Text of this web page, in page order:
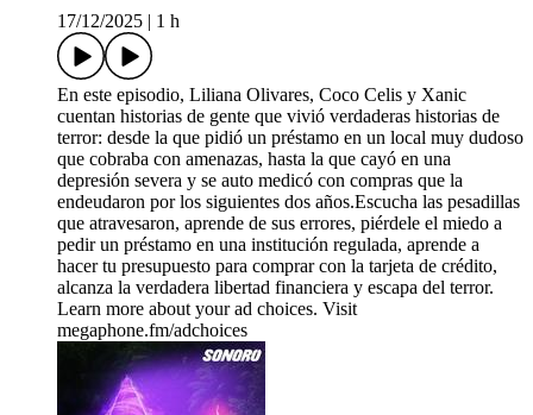
17/12/2025
1 h
En este episodio, Liliana Olivares, Coco Celis y Xanic
cuentan historias de gente que vivió verdaderas historias de
terror: desde la que pidió un préstamo en un local muy dudoso
que cobraba con amenazas, hasta la que cayó en una
depresión severa y se auto medicó con compras que la
endeudaron por los siguientes dos años.Escucha las pesadillas
que atravesaron, aprende de sus errores, piérdele el miedo a
pedir un préstamo en una institución regulada, aprende a
hacer tu presupuesto para comprar con la tarjeta de crédito,
alcanza la verdadera libertad financiera y escapa del terror.
Learn more about your ad choices. Visit
megaphone.fm/adchoices